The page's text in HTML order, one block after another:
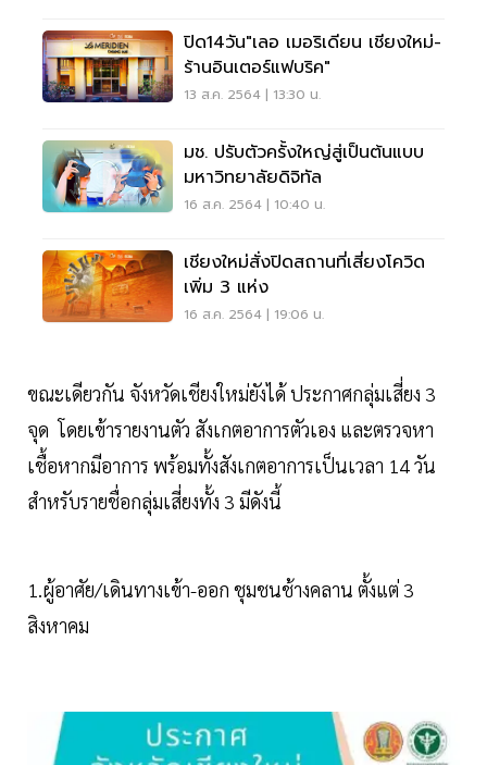
ปิด14วัน"เลอ เมอริเดียน เชียงใหม่-
ร้านอินเตอร์แฟบริค"
13 ส.ค. 2564 | 13:30 น.
มช. ปรับตัวครั้งใหญ่สู่เป็นต้นแบบ
มหาวิทยาลัยดิจิทัล
16 ส.ค. 2564 | 10:40 น.
เชียงใหม่สั่งปิดสถานที่เสี่ยงโควิด
เพิ่ม 3 แห่ง
16 ส.ค. 2564 | 19:06 น.
ขณะเดียวกัน จังหวัดเชียงใหม่ยังได้ ประกาศกลุ่มเสี่ยง 3
จุด โดยเข้ารายงานตัว สังเกตอาการตัวเอง และตรวจหา
เชื้อหากมีอาการ พร้อมทั้งสังเกตอาการเป็นเวลา 14 วัน
สำหรับรายชื่อกลุ่มเสี่ยงทั้ง 3 มีดังนี้
1.ผู้อาศัย/เดินทางเข้า-ออก ชุมชนช้างคลาน ตั้งแต่ 3
สิงหาคม